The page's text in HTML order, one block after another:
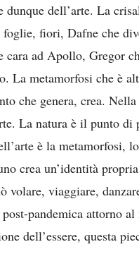
dunque dell’arte. La
fiori, Dafne che
cara ad Apollo, Gregor
La metamorfosi che è
che genera, crea.
La natura è il punto di
è la metamorfosi,
crea un’identità
volare, viaggiare,
pandemica attorno
dell’essere, questa